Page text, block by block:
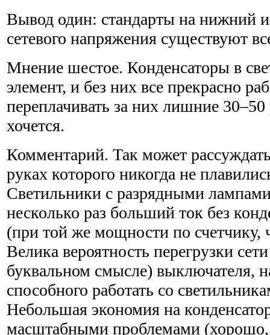
Вывод один: стандарты на нижний
сетевого напряжения существуют
Мнение шестое. Конденсаторы в
элемент, и без них все прекрасно
переплачивать за них лишние
хочется.
Комментарий. Так может
руках которого никогда не
Светильники с разрядными
несколько раз больший ток без
(при той же мощности по
Велика вероятность перегрузки
буквальном смысле) выключателя,
способного работать со
Небольшая экономия на
масштабными проблемами (хорошо,